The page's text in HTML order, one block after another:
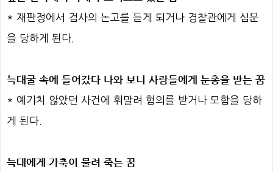
* 재판정에서 검사의 논고를 듣게 되거나 경찰관에게 심문
을 당하게 된다.
늑대굴 속에 들어갔다 나와 보니 사람들에게 눈총을 받는 꿈
* 예기치 않았던 사건에 휘말려 혐의를 받거나 모함을 당하
게 된다.
늑대에게 가축이 물려 죽는 꿈